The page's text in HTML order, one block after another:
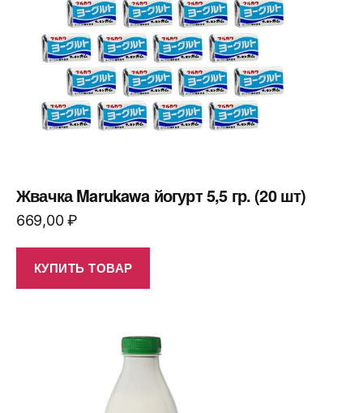
Жвачка Marukawa йогурт 5,5 гр. (20 шт)
669,00₽
КУПИТЬ ТОВАР